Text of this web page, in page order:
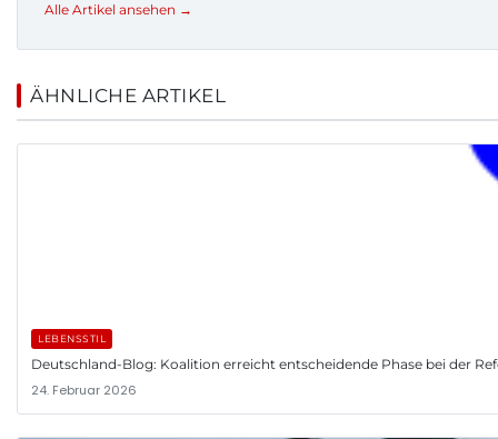
Alle Artikel ansehen →
ÄHNLICHE ARTIKEL
LEBENSSTIL
Deutschland-Blog: Koalition erreicht entscheidende Phase bei der
24. Februar 2026